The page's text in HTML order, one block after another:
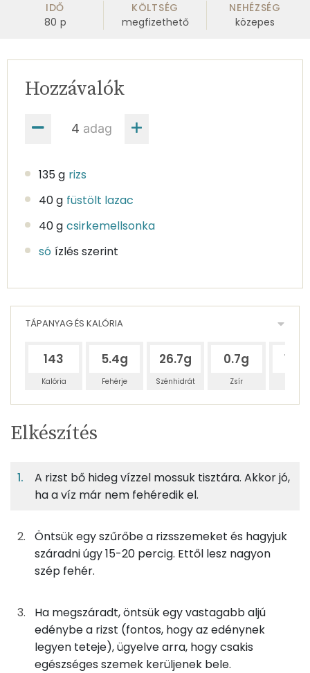
IDŐ
80 p
KÖLTSÉG
megfizethető
NEHÉZSÉG
közepes
adag
Hozzávalók
135 g rizs
40 g füstölt lazac
40 g csirkemellsonka
só ízlés szerint
TÁPANYAG ÉS KALÓRIA
143
Kalória
5.4g
Fehérje
26.7g
Szénhidrát
0.7g
Zsír
Egy
adagban
11%
Fehérje
60%
Szénhidrát
2%
34grizs
121 kcal
10gfüstölt lazac
0gsó 0 kcal
TÁPANYAGTARTALOM
Egy
adagban
4
adagban
100
11%
Fehérje
60%
Szénhidrát
2%
Zsír
27%
Víz
TOP ásványi anyagok
Foszfor
Magnézium
Elkészítés
A rizst bő hideg vízzel mossuk tisztára. Akkor jó,
ha a víz már nem fehéredik el.
Öntsük egy szűrőbe a rizsszemeket és hagyjuk
száradni úgy 15-20 percig. Ettől lesz nagyon
szép fehér.
Ha megszáradt, öntsük egy vastagabb aljú
edénybe a rizst (fontos, hogy az edénynek
legyen teteje), ügyelve arra, hogy csakis
egészséges szemek kerüljenek bele.